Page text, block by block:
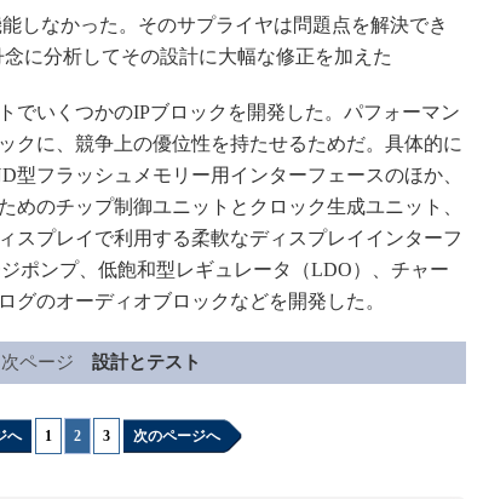
しなかった。そのサプライヤは問題点を解決でき
に分析してその設計に大幅な修正を加えた
いくつかのIPブロックを開発した。パフォーマン
クに、競争上の優位性を持たせるためだ。具体的に
型フラッシュメモリー用インターフェースのほか、
めのチップ制御ユニットとクロック生成ユニット、
スプレイで利用する柔軟なディスプレイインターフ
ポンプ、低飽和型レギュレータ（LDO）、チャー
グのオーディオブロックなどを開発した。
次ページ 設計とテスト
へ 1 2 3 次のページへ